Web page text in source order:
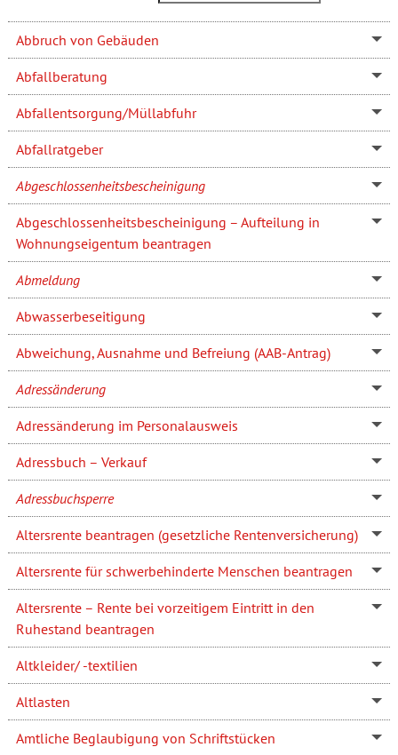
Abbruch von Gebäuden
Abfallberatung
Abfallentsorgung/Müllabfuhr
Abfallratgeber
Abgeschlossenheitsbescheinigung
Abgeschlossenheitsbescheinigung – Aufteilung in
Wohnungseigentum beantragen
Abmeldung
Abwasserbeseitigung
Abweichung, Ausnahme und Befreiung (AAB-Antrag)
Adressänderung
Adressänderung im Personalausweis
Adressbuch – Verkauf
Adressbuchsperre
Altersrente beantragen (gesetzliche Rentenversicherung)
Altersrente für schwerbehinderte Menschen beantragen
Altersrente – Rente bei vorzeitigem Eintritt in den
Ruhestand beantragen
Altkleider/ -textilien
Altlasten
Amtliche Beglaubigung von Schriftstücken